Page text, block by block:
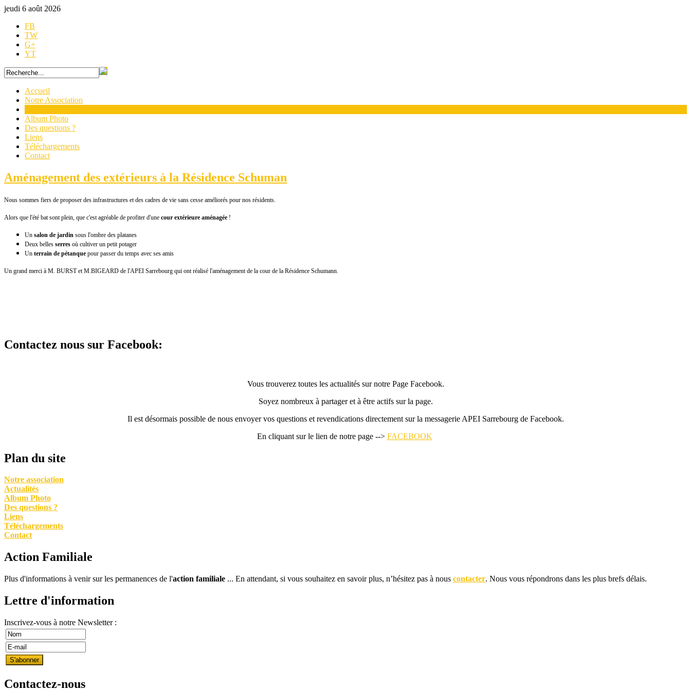
jeudi 6 août 2026
FB
TW
G+
YT
Accueil
Notre Association
Album Photo
Des questions ?
Liens
Téléchargements
Contact
Aménagement des extérieurs à la Résidence Schuman
Nous sommes fiers de proposer des infrastructures et des cadres de vie sans cesse améliorés pour nos résidents.
Alors que l'été bat sont plein, que c'est agréable de profiter d'une cour extérieure aménagée !
Un salon de jardin sous l'ombre des platanes
Deux belles serres où cultiver un petit potager
Un terrain de pétanque pour passer du temps avec ses amis
Un grand merci à M. BURST et M.BIGEARD de l'APEI Sarrebourg qui ont réalisé l'aménagement de la cour de la Résidence Schumann.
Contactez nous sur Facebook:
Vous trouverez toutes les actualités sur notre Page Facebook.
Soyez nombreux à partager et à être actifs sur la page.
Il est désormais possible de nous envoyer vos questions et revendications directement sur la messagerie APEI Sarrebourg de Facebook.
En cliquant sur le lien de notre page --> FACEBOOK
Plan du site
Notre association
Actualités
Album Photo
Des questions ?
Liens
Téléchargements
Contact
Action Familiale
Plus d'informations à venir sur les permanences de l'action familiale ... En attendant, si vous souhaitez en savoir plus, n’hésitez pas à nous contacter. Nous vous répondrons dans les plus brefs délais.
Lettre d'information
Inscrivez-vous à notre Newsletter :
Contactez-nous